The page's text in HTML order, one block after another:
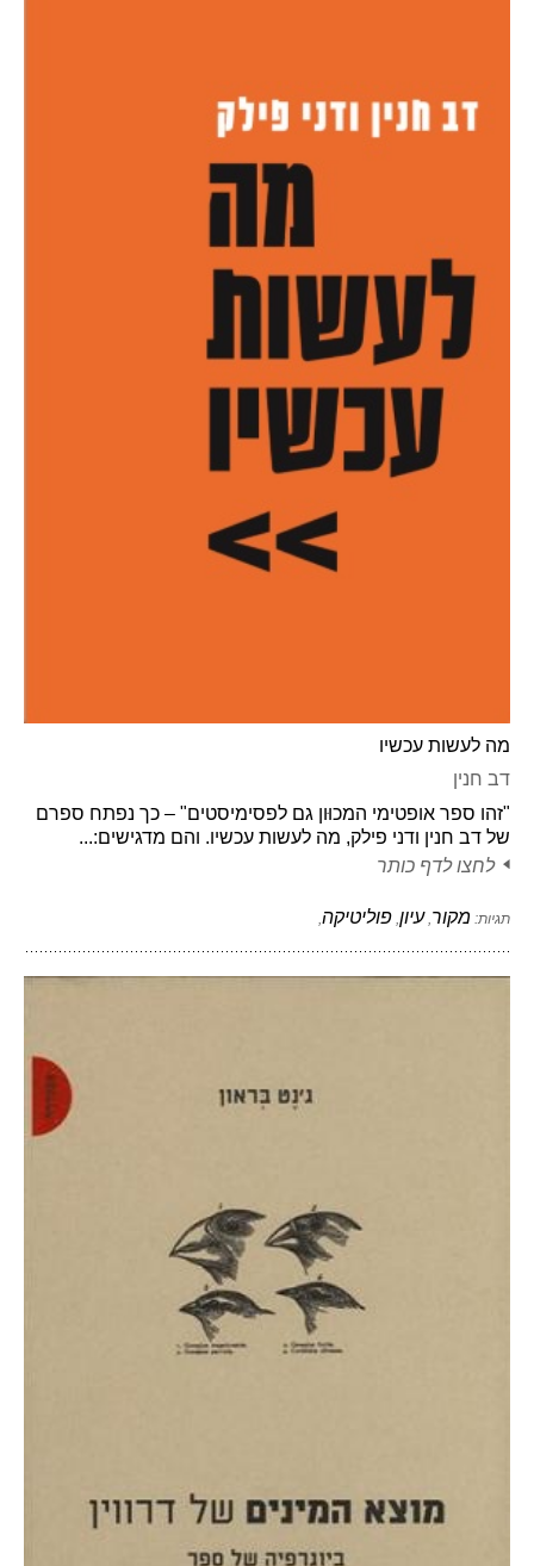
מה לעשות עכשיו
דב חנין
"זהו ספר אופטימי המכוּון גם לפסימיסטים" – כך נפתח ספרם
של דב חנין ודני פילק, מה לעשות עכשיו. והם מדגישים:...
לחצו לדף כותר
תגיות: מקור,עיון, פוליטיקה,